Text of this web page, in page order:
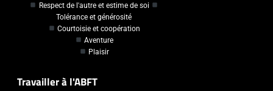
Respect de l'autre et estime de soi
Tolérance et générosité
Courtoisie et coopération
Aventure
Plaisir
Travailler à l'ABFT